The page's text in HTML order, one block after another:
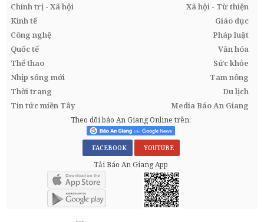
Chính trị - Xã hội
Xã hội - Từ thiện
Kinh tế
Giáo dục
Công nghệ
Pháp luật
Quốc tế
Văn hóa
Thể thao
Sức khỏe
Nhịp sống mới
Tam nông
Thời trang
Du lịch
Tin tức miền Tây
Media Báo An Giang
Theo dõi báo An Giang Online trên:
FACEBOOK YOUTUBE
Tải Báo An Giang App